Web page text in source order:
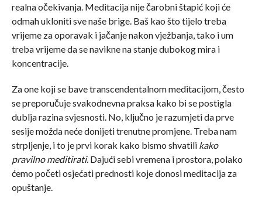
realna očekivanja. Meditacija nije čarobni štapić koji će
odmah ukloniti sve naše brige. Baš kao što tijelo treba
vrijeme za oporavak i jačanje nakon vježbanja, tako i um
treba vrijeme da se navikne na stanje dubokog mira i
koncentracije.
Za one koji se bave transcendentalnom meditacijom, često
se preporučuje svakodnevna praksa kako bi se postigla
dublja razina svjesnosti. No, ključno je razumjeti da prve
sesije možda neće donijeti trenutne promjene. Treba nam
strpljenje, i to je prvi korak kako bismo shvatili kako
pravilno meditirati. Dajući sebi vremena i prostora, polako
ćemo početi osjećati prednosti koje donosi meditacija za
opuštanje.